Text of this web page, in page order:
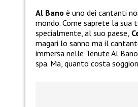
Al Bano è uno dei cantanti
mondo. Come saprete la sua
specialmente, al suo paese,
magari lo sanno ma il
immersa nelle Tenute Al
spa. Ma, quanto costa